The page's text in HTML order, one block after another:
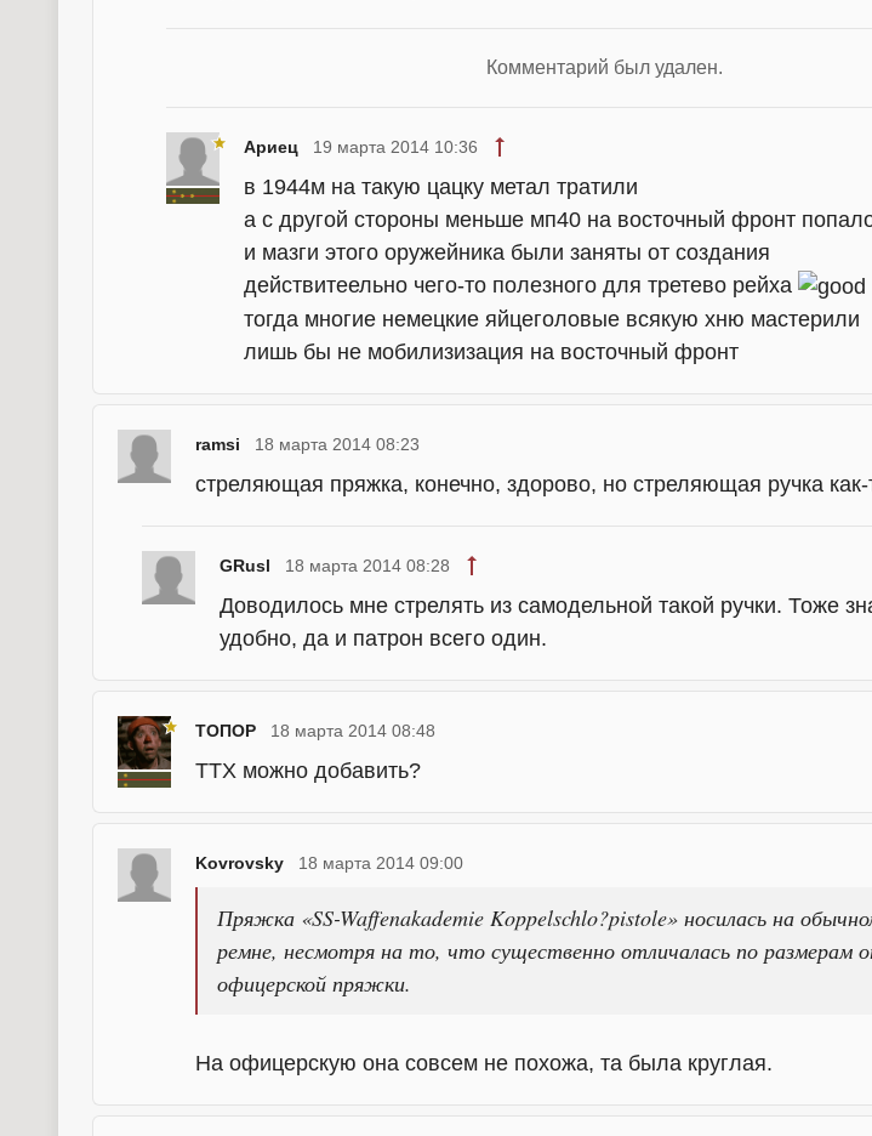
Комментарий был удален.
Ариец 19 марта 2014 10:36
в 1944м на такую цацку метал тратили
а с другой стороны меньше мп40 на восточный фронт
и мазги этого оружейника были заняты от создания
действитеельно чего-то полезного для третево рейха
тогда многие немецкие яйцеголовые всякую хню мастерили
лишь бы не мобилизизация на восточный фронт
ramsi 18 марта 2014 08:23
стреляющая пряжка, конечно, здорово, но стреляющая ручка как-
GRusl 18 марта 2014 08:28
Доводилось мне стрелять из самодельной такой ручки. Тоже
удобно, да и патрон всего один.
ТОПОР 18 марта 2014 08:48
ТТХ можно добавить?
Kovrovsky 18 марта 2014 09:00
Пряжка «SS-Waffenakademie Koppelschlo?pistole» носилась на
ремне, несмотря на то, что существенно отличалась по размерам
офицерской пряжки.
На офицерскую она совсем не похожа, та была круглая.